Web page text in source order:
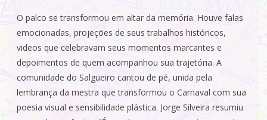
O palco se transformou em altar da memória. Houve falas
emocionadas, projeções de seus trabalhos históricos,
videos que celebravam seus momentos marcantes e
depoimentos de quem acompanhou sua trajetória. A
comunidade do Salgueiro cantou de pé, unida pela
lembrança da mestra que transformou o Carnaval com sua
poesia visual e sensibilidade plástica. Jorge Silveira resumiu